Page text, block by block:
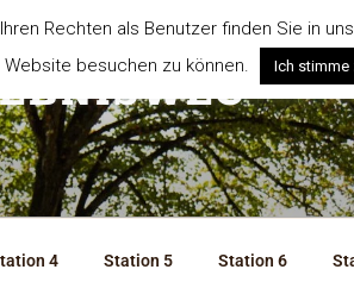
4 Station 5 Station 6
Rechten als Benutzer finden Sie in
besuchen zu können.
Ich stimme